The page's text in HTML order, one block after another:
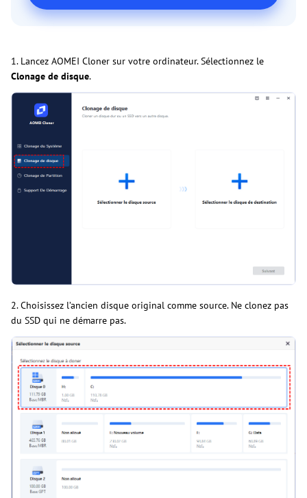
1. Lancez AOMEI Cloner sur votre ordinateur. Sélectionnez le
Clonage de disque.
2. Choisissez l’ancien disque original comme source. Ne clonez pas
du SSD qui ne démarre pas.